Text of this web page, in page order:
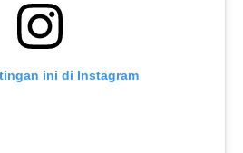
ini di Instagram